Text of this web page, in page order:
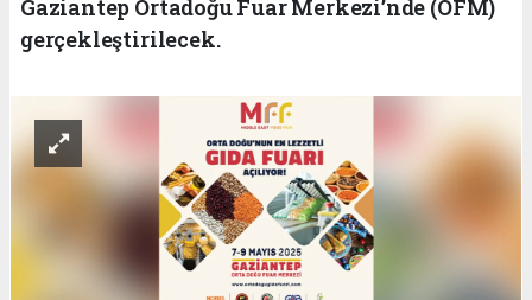
Gaziantep Ortadoğu Fuar Merkezi’nde (OFM)
gerçekleştirilecek.